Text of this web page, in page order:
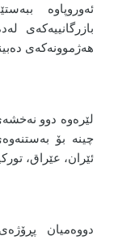
ئەوروپاوە
بازرگانییەکەی
هەژموونەکەی
لێرەوە دوو
چینە بۆ
ئێران، عێراق،
دووەمیان